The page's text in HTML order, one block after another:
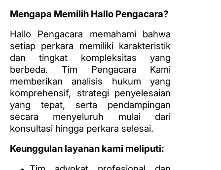
Mengapa Memilih Hallo Pengacara?
Hallo Pengacara memahami bahwa
setiap perkara memiliki karakteristik
dan tingkat kompleksitas yang
berbeda. Tim Pengacara Kami
memberikan analisis hukum yang
komprehensif, strategi penyelesaian
yang tepat, serta pendampingan
secara menyeluruh mulai dari
konsultasi hingga perkara selesai.
Keunggulan layanan kami meliputi: